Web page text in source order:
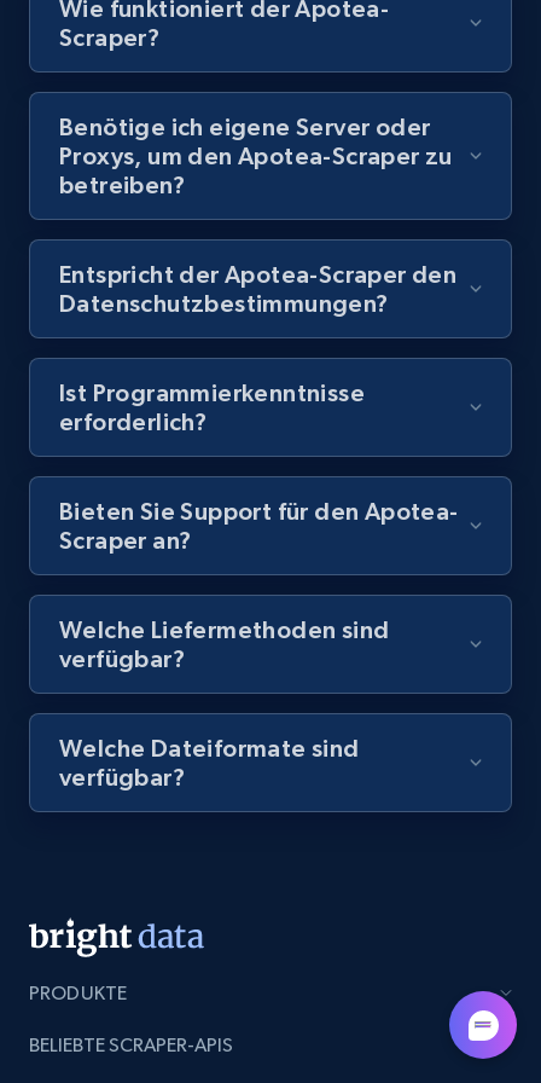
8.1K+
Youtube - Videos posts - Discovery records
by Explore page URL
URL, Title, Youtuber, Youtuber md5, Video url,
Video length, Likes, Views, and more.
by podcast url
URL, Title, Youtuber, Youtuber md5, Video url,
Video length, Likes, Views, and more.
URL, Product name, Product rating, Product
rating object, Product rating max, Rating,
Author name, Asin, and more.
TikTok - Posts
URL, Post id, Description, Create time, Digg
Wie funktioniert der Apotea-
Scraper?
Benötige ich eigene Server oder
Proxys, um den Apotea-Scraper zu
betreiben?
Entspricht der Apotea-Scraper den
Datenschutzbestimmungen?
Ist Programmierkenntnisse
erforderlich?
Bieten Sie Support für den Apotea-
Scraper an?
Welche Liefermethoden sind
verfügbar?
Welche Dateiformate sind
verfügbar?
PRODUKTE
BELIEBTE SCRAPER-APIS